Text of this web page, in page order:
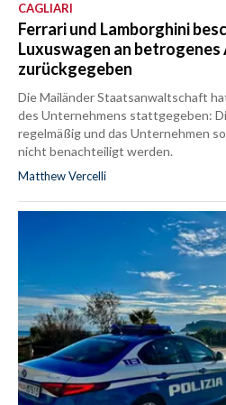
CAGLIARI
Ferrari und Lamborghini
Luxuswagen an betrogenes
zurückgegeben
Die Mailänder Staatsanwaltschaft
des Unternehmens stattgegeben:
regelmäßig und das Unternehmen
nicht benachteiligt werden.
Matthew Vercelli